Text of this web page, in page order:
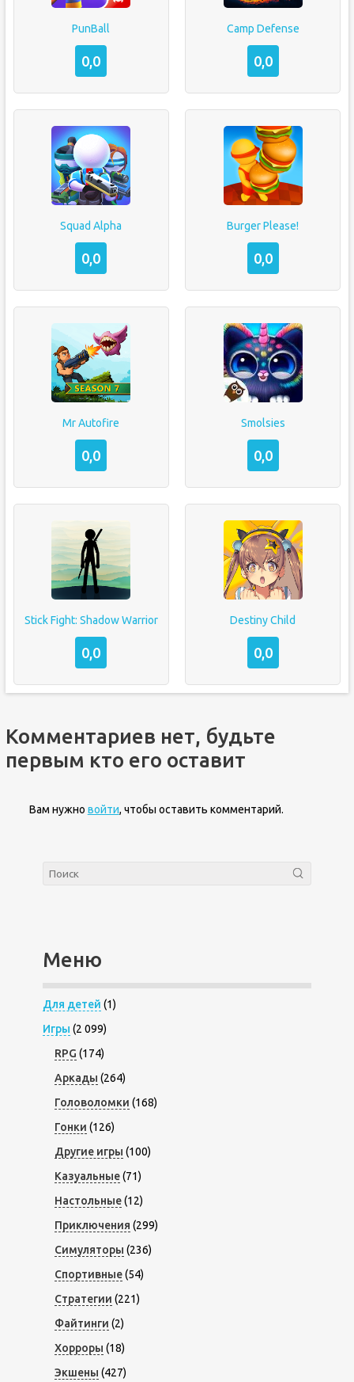
PunBall
0,0
Camp Defense
0,0
Squad Alpha
0,0
Burger Please!
0,0
Mr Autofire
0,0
Smolsies
0,0
Stick Fight: Shadow Warrior
0,0
Destiny Child
0,0
Комментариев нет, будьте
первым кто его оставит
Вам нужно войти, чтобы оставить комментарий.
Меню
Для детей (1)
Игры (2 099)
RPG (174)
Аркады (264)
Головоломки (168)
Гонки (126)
Другие игры (100)
Казуальные(71)
Настольные(12)
Приключения (299)
Симуляторы (236)
Спортивные(54)
Стратегии (221)
Файтинги (2)
Хорроры (18)
Экшены (427)